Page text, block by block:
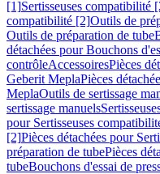
[1]Sertisseuses compatibilité
compatibilité [2]Outils de
Outils de préparation de tube
détachées pour Bouchons
contrôleAccessoiresPièces
Geberit MeplaPièces
MeplaOutils de sertissage
sertissage manuels
pour Sertisseuses
[2]Pièces détachées pour
préparation de tubePièces
tubeBouchons d'essai de